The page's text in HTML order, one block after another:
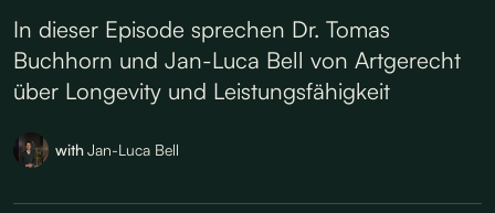
In dieser Episode sprechen Dr. Tomas
Buchhorn und Jan-Luca Bell von Artgerecht
über Longevity und Leistungsfähigkeit
withJan-Luca Bell